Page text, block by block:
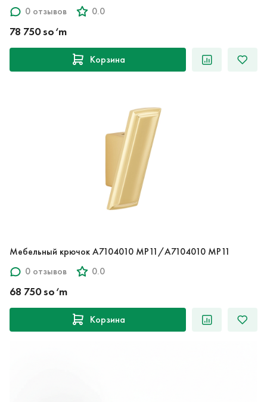
0 отзывов
0.0
78 750 so‘m
Корзина
Мебельный крючок A7104010 MP11/A7104010 MP11
0 отзывов
0.0
68 750 so‘m
Корзина